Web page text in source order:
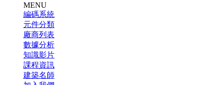
MENU
編碼系統
元件分類
廠商列表
數據分析
知識影片
課程資訊
建築名師